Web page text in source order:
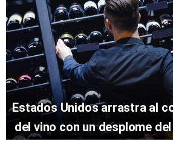
Estados Unidos arrastra al
del vino con un desplome